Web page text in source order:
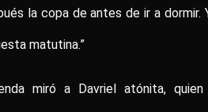
la copa de antes de ir a dormir.
matutina.”
miró a Davriel atónita,